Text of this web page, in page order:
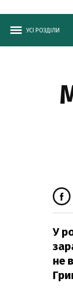
УСІ РОЗДІЛИ
У
не